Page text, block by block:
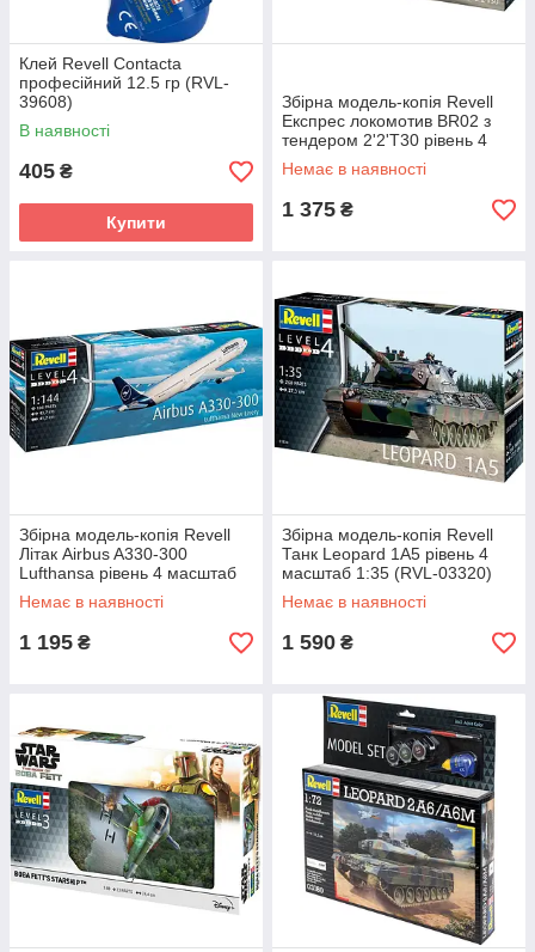
Клей Revell Contacta
професійний 12.5 гр (RVL-
39608)
В наявності
405 ₴
Купити
Збірна модель-копія Revell
Експрес локомотив BR02 з
тендером 2'2'T30 рівень 4
масштаб 1:87 (RVL-02171)
Немає в наявності
1 375 ₴
Збірна модель-копія Revell
Літак Airbus A330-300
Lufthansa рівень 4 масштаб
1:144 (RVL-03816)
Немає в наявності
1 195 ₴
Збірна модель-копія Revell
Танк Leopard 1A5 рівень 4
масштаб 1:35 (RVL-03320)
Немає в наявності
1 590 ₴